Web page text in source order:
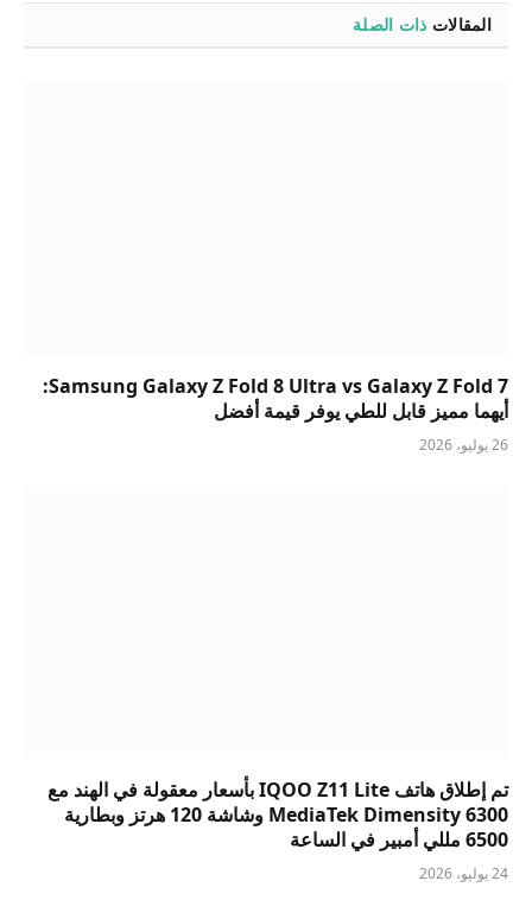
المقالات ذات الصلة
Samsung Galaxy Z Fold 8 Ultra vs Galaxy Z Fold 7:
أيهما مميز قابل للطي يوفر قيمة أفضل
26 يوليو، 2026
تم إطلاق هاتف IQOO Z11 Lite بأسعار معقولة في الهند مع
MediaTek Dimensity 6300 وشاشة 120 هرتز وبطارية
6500 مللي أمبير في الساعة
24 يوليو، 2026